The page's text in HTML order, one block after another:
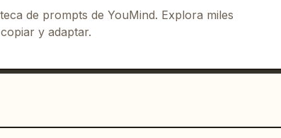
de prompts de YouMind. Explora miles
y adaptar.